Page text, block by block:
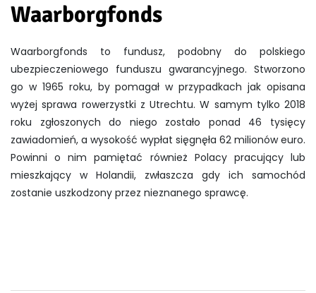
Waarborgfonds
Waarborgfonds to fundusz, podobny do polskiego
ubezpieczeniowego funduszu gwarancyjnego. Stworzono
go w 1965 roku, by pomagał w przypadkach jak opisana
wyżej sprawa rowerzystki z Utrechtu. W samym tylko 2018
roku zgłoszonych do niego zostało ponad 46 tysięcy
zawiadomień, a wysokość wypłat sięgnęła 62 milionów euro.
Powinni o nim pamiętać również Polacy pracujący lub
mieszkający w Holandii, zwłaszcza gdy ich samochód
zostanie uszkodzony przez nieznanego sprawcę.